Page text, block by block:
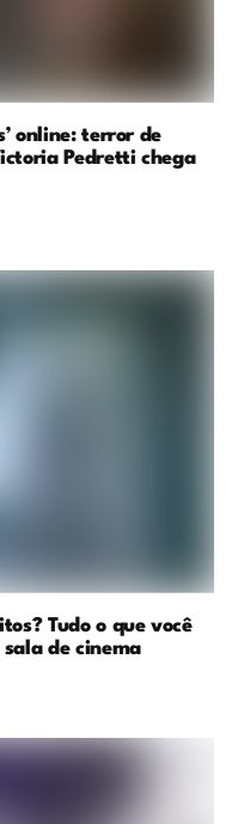
online: terror de
Pedretti chega
Tudo o que você
de cinema